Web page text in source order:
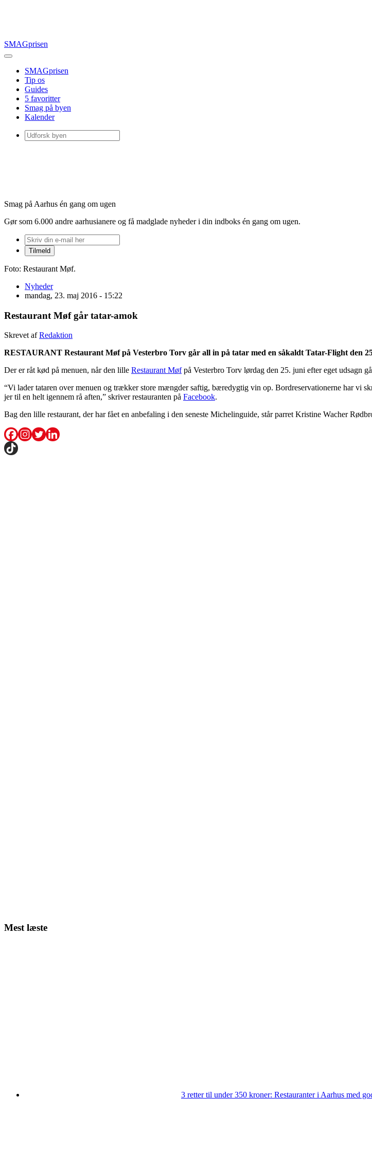
SMAGprisen
SMAGprisen
Tip os
Guides
5 favoritter
Smag på byen
Kalender
Smag på Aarhus én gang om ugen
Gør som 6.000 andre aarhusianere og få madglade nyheder i din indboks én gang om ugen.
Foto: Restaurant Møf.
Nyheder
mandag, 23. maj 2016 - 15:22
Restaurant Møf går tatar-amok
Skrevet afRedaktion
RESTAURANT Restaurant Møf på Vesterbro Torv går all in på tatar med en såkaldt Tatar-Flight den
Der er råt kød på menuen, når den lille Restaurant Møfpå Vesterbro Torv lørdag den 25. juni efter eget udsagn
“Vi lader tataren over menuen og trækker store mængder saftig, bæredygtig vin op. Bordreservationerne har vi
jer til en helt igennem rå aften,” skriver restauranten på Facebook.
Bag den lille restaurant, der har fået en anbefaling i den seneste Michelinguide, står parret Kristine Wacher
Mest læste
3 retter til under 350 kroner: Restauranter i Aarhus med